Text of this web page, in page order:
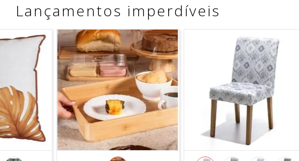
Lançamentos imperdíveis